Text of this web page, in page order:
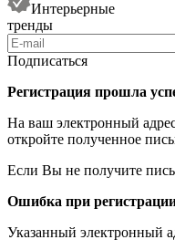
Интерьерные
тренды
Подписаться
Регистрация прошла
На ваш электронный
откройте полученное
Если Вы не получите
Ошибка при
Указанный электронный